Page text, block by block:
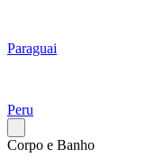
Paraguai
Peru
Corpo e Banho